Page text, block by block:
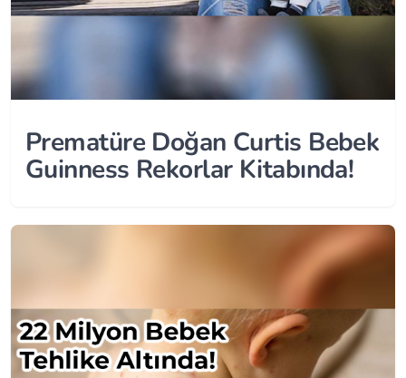
Prematüre Doğan Curtis Bebek
Guinness Rekorlar Kitabında!